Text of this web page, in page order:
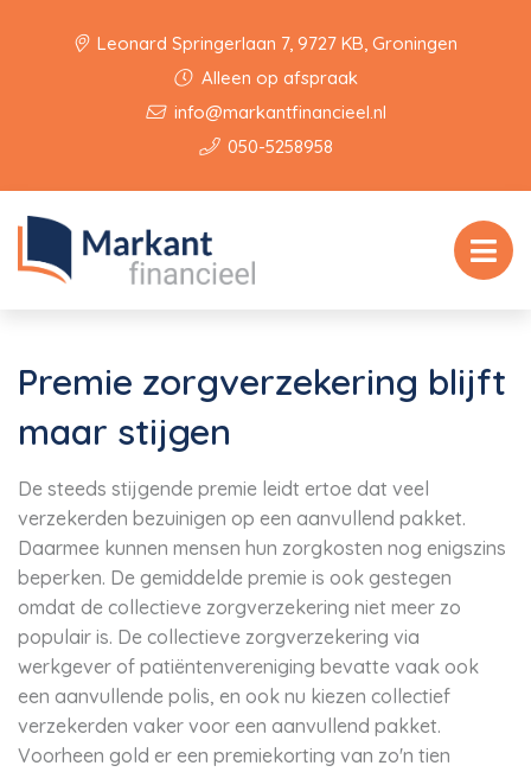
Leonard Springerlaan 7, 9727 KB, Groningen
Alleen op afspraak
info@markantfinancieel.nl
050-5258958
Premie zorgverzekering blijft
maar stijgen
De steeds stijgende premie leidt ertoe dat veel
verzekerden bezuinigen op een aanvullend pakket.
Daarmee kunnen mensen hun zorgkosten nog enigszins
beperken. De gemiddelde premie is ook gestegen
omdat de collectieve zorgverzekering niet meer zo
populair is. De collectieve zorgverzekering via
werkgever of patiëntenvereniging bevatte vaak ook
een aanvullende polis, en ook nu kiezen collectief
verzekerden vaker voor een aanvullend pakket.
Voorheen gold er een premiekorting van zo'n tien